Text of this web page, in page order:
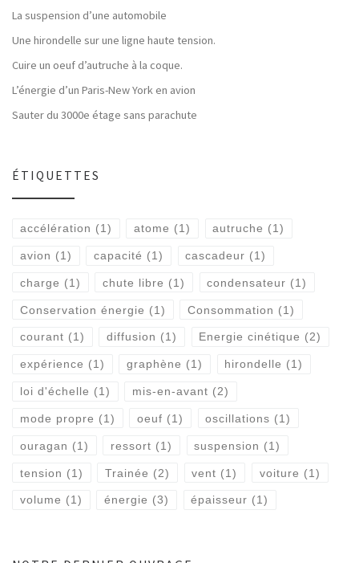
La suspension d’une automobile
Une hirondelle sur une ligne haute tension.
Cuire un oeuf d’autruche à la coque.
L’énergie d’un Paris-New York en avion
Sauter du 3000e étage sans parachute
ÉTIQUETTES
accélération (1) atome (1) autruche (1)
avion (1) capacité (1) cascadeur (1)
charge (1) chute libre (1) condensateur (1)
Conservation énergie (1) Consommation (1)
courant (1) diffusion (1) Energie cinétique (2)
expérience (1) graphène (1) hirondelle (1)
loi d'échelle (1) mis-en-avant (2)
mode propre (1) oeuf (1) oscillations (1)
ouragan (1) ressort (1) suspension (1)
tension (1) Trainée (2) vent (1) voiture (1)
volume (1) énergie (3) épaisseur (1)